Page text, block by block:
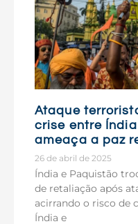
Ataque
crise entre
ameaça a paz
26 de abril de 2025
Índia e Paquistão
de retaliação após
acirrando o risco de
Índia e